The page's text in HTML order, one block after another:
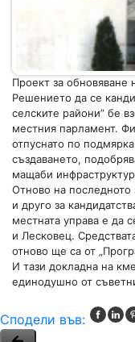
Проект за обновяване
Решението да се
селските райони” бе
местния парламент.
отпуснато по
създаването,
мащаби
Отново на последното
и друго за
местната управа е да
и Лесковец.
отново ще са от
И тази докладна на
единодушно от
Сподели във: